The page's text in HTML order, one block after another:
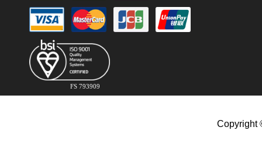
FS 793909
Copyright